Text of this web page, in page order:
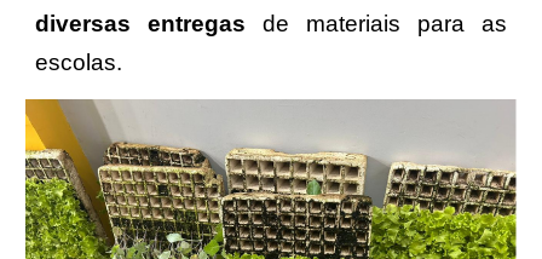
diversas entregas de materiais para as
escolas.